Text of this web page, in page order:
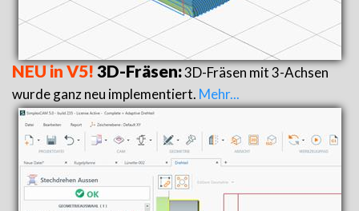
NEU in V5!3D-Fräsen:3D-Fräsen mit 3-Achsen
wurde ganz neu implementiert. Mehr...